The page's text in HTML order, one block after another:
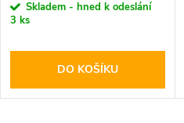
Skladem - hned k odeslání
3 ks
DO KOŠÍKU